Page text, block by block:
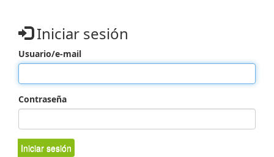
Iniciar sesión
Usuario/e-mail
Contraseña
Iniciar sesión